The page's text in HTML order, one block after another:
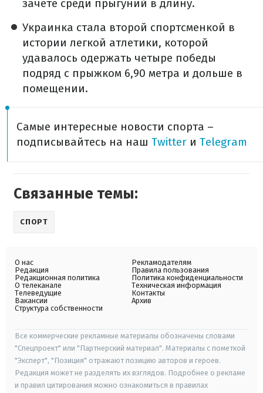
зачете среди прыгуний в длину.
Украинка стала второй спортсменкой в
истории легкой атлетики, которой
удавалось одержать четыре победы
подряд с прыжком 6,90 метра и дольше в
помещении.
Самые интересные новости спорта –
подписывайтесь на наш Twitter и Telegram
Связанные темы:
СПОРТ
О нас
Редакция
Редакционная политика
О телеканале
Телеведущие
Вакансии
Структура собственности
Рекламодателям
Правила пользования
Политика конфиденциальности
Техническая информация
Контакты
Архив
Все коммерческие рекламные материалы обозначены словами
"Спецпроект" или "Партнерский материал". Материалы с пометкой
"Эксперт", "Позиция" отражают позицию авторов и героев.
Редакция может не разделять их взглядов. Подробнее о рекламе
и правил цитирования можно ознакомиться в правилах